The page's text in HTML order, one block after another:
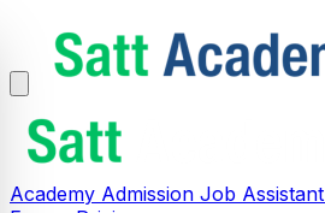
Academy Admission Job Assistant